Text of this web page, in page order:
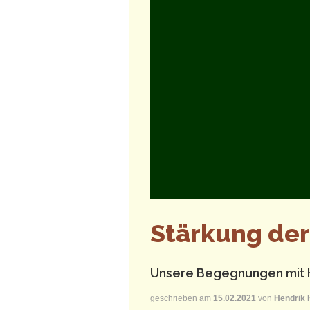
Stärkung
Unsere Begegnungen mit
geschrieben am 15.02.2021 von Hendrik